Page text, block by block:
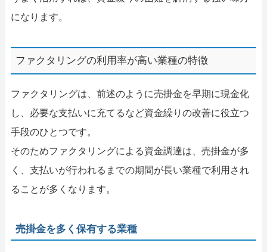
になります。
ファクタリングの利用率が高い業種の特徴
ファクタリングは、前述のように売掛金を早期に現金化
し、必要な支払いに充てるなど資金繰りの改善に役立つ
手段のひとつです。
そのためファクタリングによる資金調達は、売掛金が多
く、支払いが行われるまでの期間が長い業種で利用され
ることが多くなります。
売掛金を多く保有する業種